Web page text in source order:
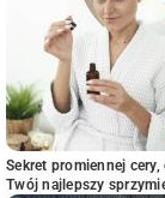
Sekret promiennej
Twój najlepszy